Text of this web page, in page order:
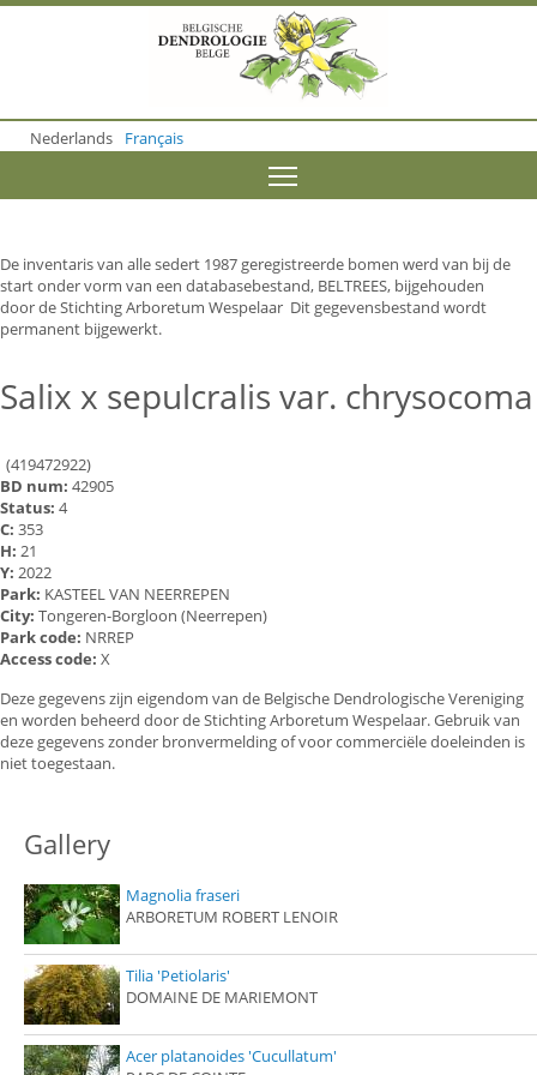
o
m
o
n
t
e
n
Nederlands Français
De inventaris van alle sedert 1987 geregistreerde bomen werd van bij de
start onder vorm van een databasebestand, BELTREES, bijgehouden
door de Stichting Arboretum Wespelaar Dit gegevensbestand wordt
permanent bijgewerkt.
Salix x sepulcralis var. chrysocoma
(419472922)
BD num: 42905
Status: 4
C: 353
H: 21
Y: 2022
Park: KASTEEL VAN NEERREPEN
City: Tongeren-Borgloon (Neerrepen)
Park code: NRREP
Access code: X
Deze gegevens zijn eigendom van de Belgische Dendrologische Vereniging
en worden beheerd door de Stichting Arboretum Wespelaar. Gebruik van
deze gegevens zonder bronvermelding of voor commerciële doeleinden is
niet toegestaan.
Gallery
Magnolia fraseri
ARBORETUM ROBERT LENOIR
Tilia 'Petiolaris'
DOMAINE DE MARIEMONT
Acer platanoides 'Cucullatum'